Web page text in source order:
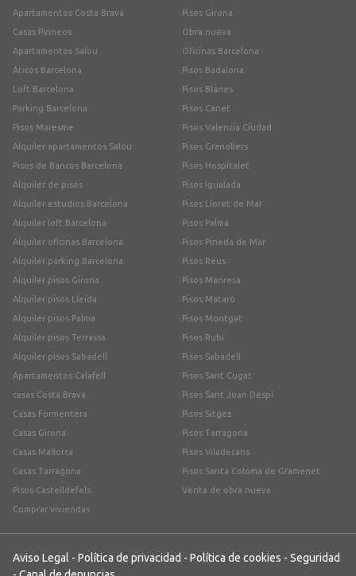
Apartamentos Costa Brava
Casas Pirineos
Apartamentos Salou
Áticos Barcelona
Loft Barcelona
Parking Barcelona
Pisos Maresme
Alquiler apartamentos Salou
Pisos de Bancos Barcelona
Alquiler de pisos
Alquiler estudios Barcelona
Alquiler loft Barcelona
Alquiler oficinas Barcelona
Alquiler parking Barcelona
Alquiler pisos Girona
Alquiler pisos Lleida
Alquiler pisos Palma
Alquiler pisos Terrassa
Alquiler pisos Sabadell
Apartamentos Calafell
casas Costa Brava
Casas Formentera
Casas Girona
Casas Mallorca
Casas Tarragona
Pisos Castelldefels
Comprar viviendas
Pisos Girona
Obra nueva
Oficinas Barcelona
Pisos Badalona
Pisos Blanes
Pisos Canet
Pisos Valencia Ciudad
Pisos Granollers
Pisos Hospitalet
Pisos Igualada
Pisos Lloret de Mar
Pisos Palma
Pisos Pineda de Mar
Pisos Reus
Pisos Manresa
Pisos Mataró
Pisos Montgat
Pisos Rubí
Pisos Sabadell
Pisos Sant Cugat
Pisos Sant Joan Despí
Pisos Sitges
Pisos Tarragona
Pisos Viladecans
Pisos Santa Coloma de Gramenet
Venta de obra nueva
Aviso Legal - Política de privacidad - Política de cookies - Seguridad